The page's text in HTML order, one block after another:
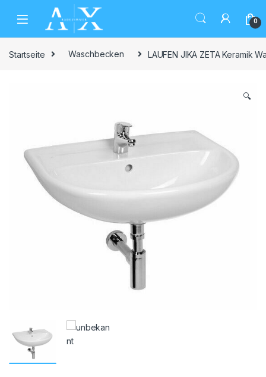
Skip to navigation
Skip to content
0
Startseite Waschbecken LAUFEN JIKA ZETA Keramik
🔍